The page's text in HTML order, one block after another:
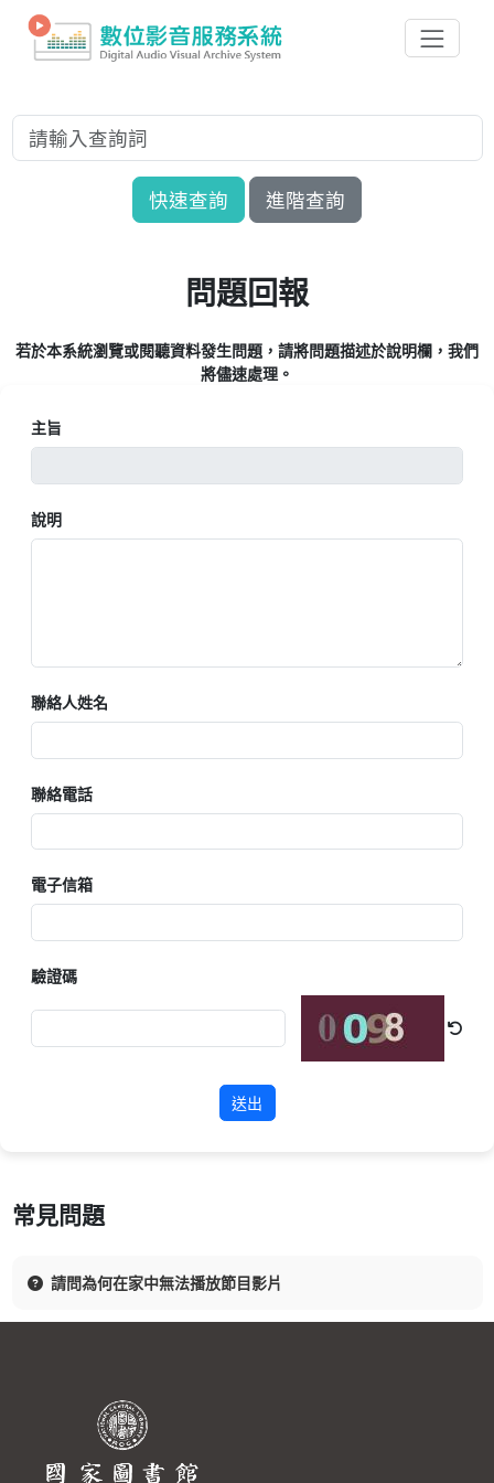
快速查詢 進階查詢
問題回報
若於本系統瀏覽或閱聽資料發生問題，請將問題描述於說明欄，我們
將儘速處理。
主旨
說明
聯絡人姓名
聯絡電話
電子信箱
驗證碼
送出
常見問題
請問為何在家中無法播放節目影片